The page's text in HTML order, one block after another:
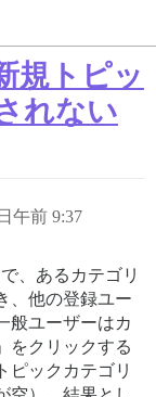
規トピッ
れない
午前 9:37
、あるカテゴリ
、他の登録ユー
般ユーザーはカ
をクリックする
ピックカテゴリ